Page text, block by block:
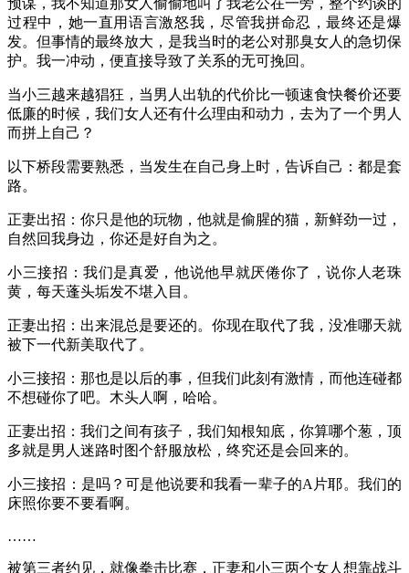
预谋，我不知道那女人偷偷地叫了我老公在一旁，整个约谈的
过程中，她一直用语言激怒我，尽管我拼命忍，最终还是爆
发。但事情的最终放大，是我当时的老公对那臭女人的急切保
护。我一冲动，便直接导致了关系的无可挽回。
当小三越来越猖狂，当男人出轨的代价比一顿速食快餐价还要
低廉的时候，我们女人还有什么理由和动力，去为了一个男人
而拼上自己？
以下桥段需要熟悉，当发生在自己身上时，告诉自己：都是套
路。
正妻出招：你只是他的玩物，他就是偷腥的猫，新鲜劲一过，
自然回我身边，你还是好自为之。
小三接招：我们是真爱，他说他早就厌倦你了，说你人老珠
黄，每天蓬头垢发不堪入目。
正妻出招：出来混总是要还的。你现在取代了我，没准哪天就
被下一代新美取代了。
小三接招：那也是以后的事，但我们此刻有激情，而他连碰都
不想碰你了吧。木头人啊，哈哈。
正妻出招：我们之间有孩子，我们知根知底，你算哪个葱，顶
多就是男人迷路时图个舒服放松，终究还是会回来的。
小三接招：是吗？可是他说要和我看一辈子的A片耶。我们的
床照你要不要看啊。
……
被第三者约见，就像拳击比赛，正妻和小三两个女人想靠战斗